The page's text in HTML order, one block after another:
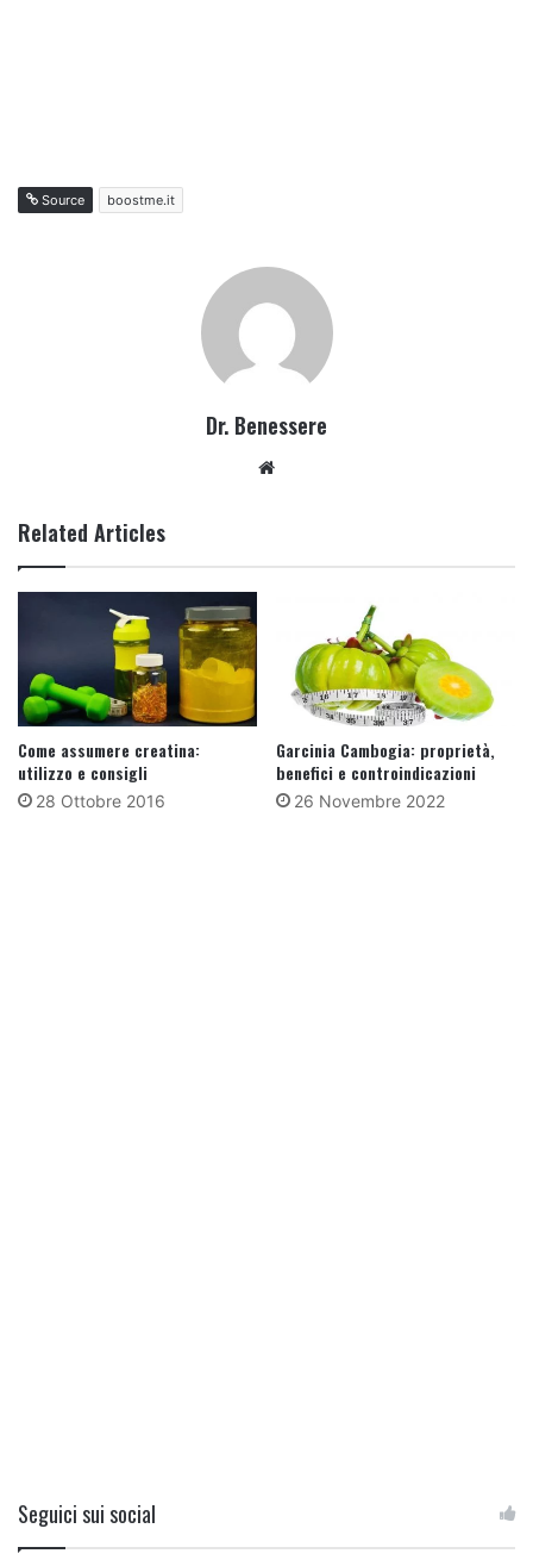
Source boostme.it
Dr. Benessere
Website
Related Articles
Come assumere creatina:
utilizzo e consigli
28 Ottobre 2016
Garcinia Cambogia: proprietà,
benefici e controindicazioni
26 Novembre 2022
Seguici sui social